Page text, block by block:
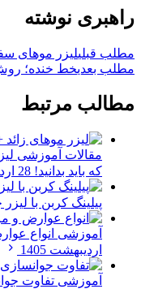
راهبری نوشته
مطلب قبلیلیزر موهای
مطلب بعدیخط خنده؛
مطالب مرتبط
مقالات آموزشی
که باید بدانید! 28 اردیبهشت 1405
پیلینگ کربن با
آموزشی انواع
اردیبهشت 1405
آموزشی تفاوت